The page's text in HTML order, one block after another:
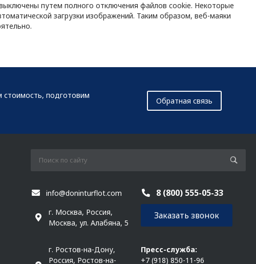
путем полного отключения файлов cookie. Некоторые
загрузки изображений. Таким образом, веб-маяки
стоимость, подготовим
Обратная связь
info@doninturflot.com 8 (800) 555-05-33
г. Москва, Россия,
Москва, ул. Алабяна, 5
г. Ростов-на-Дону,
Россия, Ростов-на-
Заказать звонок
Пресс-служба:
+7 (918) 850-11-96